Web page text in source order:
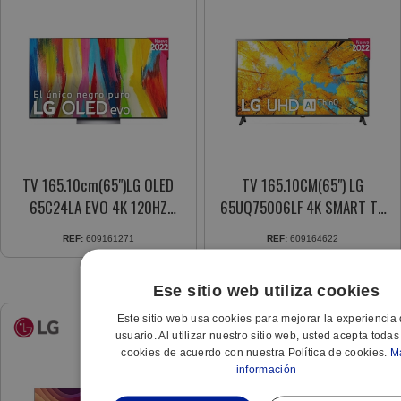
TV 165.10cm(65")LG OLED
65C24LA EVO 4K 120HZ
WEBOS22 A9 GEN5 DOLBY
40W
REF: 609161271
TV 165.10CM(65") LG
65UQ75006LF 4K SMART TV
WEBOS22 A5 GEN5 HDR10
PRO GAMING
REF: 609164622
Ese sitio web utiliza cookies
Este sitio web usa cookies para mejorar la experiencia
usuario. Al utilizar nuestro sitio web, usted acepta
cookies de acuerdo con nuestra Política de cookies.
información